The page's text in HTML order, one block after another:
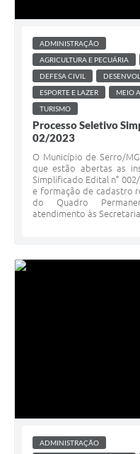
ADMINISTRAÇÃO
AGRICULTURA E PECUÁRIA
DEFESA CIVIL
ESPORTE E LAZER
MEIO
TURISMO
Processo Seletivo
02/2023
O Município de Serro/
que estão abertas as
Simplificado Edital n°
e formação de cadastro
do Quadro
atendimento às
ADMINISTRAÇÃO